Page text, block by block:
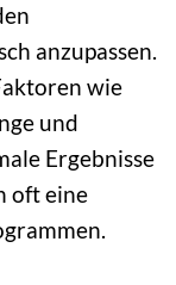
anzupassen.
wie
und
Ergebnisse
oft eine